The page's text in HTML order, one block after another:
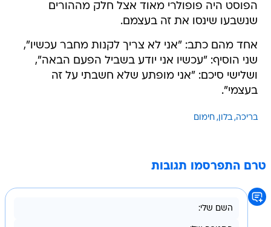
הפוסט היה פופולרי מאוד אצל חלק מההורים
שנשבעו שינסו את זה בעצמם.
אחד מהם כתב: "אני לא צריך לקנות מחבר עכשיו",
שני הוסיף: "עכשיו אני יודע בשביל הפעם הבאה",
ושלישי סיכם: "אני מופתע שלא חשבתי על זה
בעצמי".
בריכה בלון חימום
טרם התפרסמו תגובות